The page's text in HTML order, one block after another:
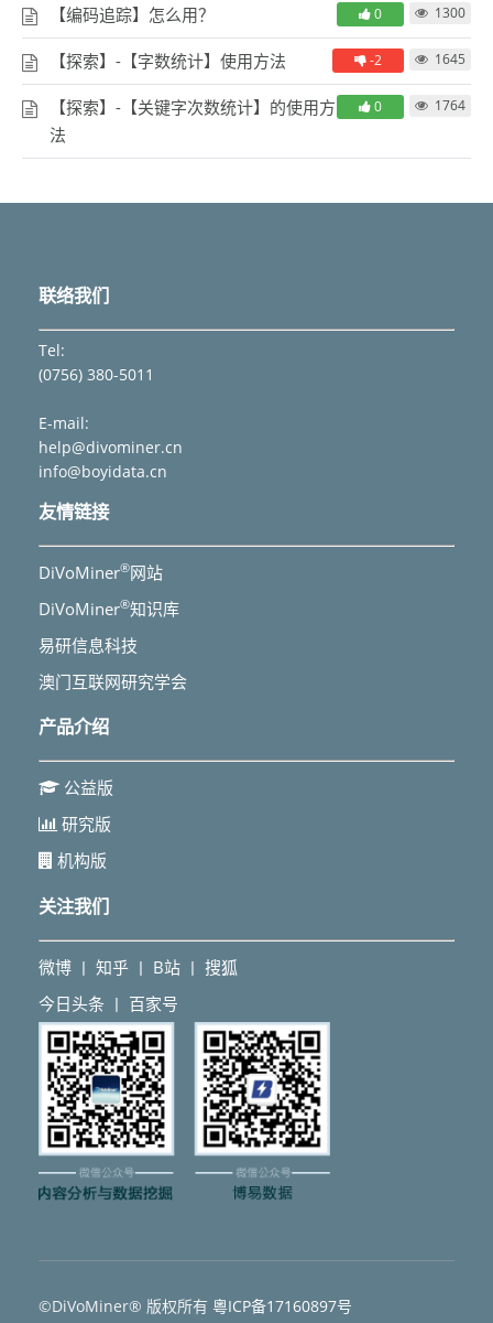
【编码追踪】怎么用？ 0 1300
【探索】-【字数统计】使用方法 -2 1645
【探索】-【关键字次数统计】的使用方
法
0 1764
联络我们
Tel:
(0756) 380-5011
E-mail:
help@divominer.cn
info@boyidata.cn
友情链接
DiVoMiner®网站
DiVoMiner®知识库
易研信息科技
澳门互联网研究学会
产品介绍
公益版
研究版
机构版
关注我们
微博 丨 知乎 丨 B站 丨 搜狐
今日头条 丨 百家号
©DiVoMiner® 版权所有 粵ICP备17160897号